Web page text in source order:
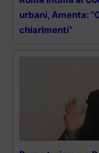
urbani, Amenta:
chiarimenti”